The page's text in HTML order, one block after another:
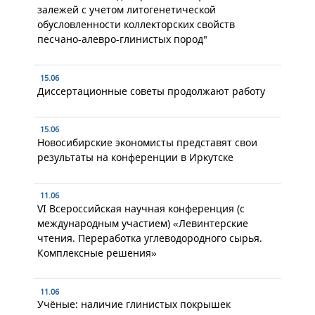
залежей с учетом литогенетической
обусловленности коллекторских свойств
песчано-алевро-глинистых пород"
15.06
Диссертационные советы продолжают работу
15.06
Новосибирские экономисты представят свои
результаты на конференции в Иркутске
11.06
VI Всероссийская научная конференция (с
международным участием) «Левинтерские
чтения. Переработка углеводородного сырья.
Комплексные решения»
11.06
Учёные: наличие глинистых покрышек